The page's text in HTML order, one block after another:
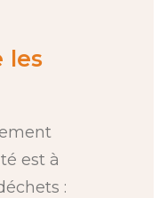
les
est à
: